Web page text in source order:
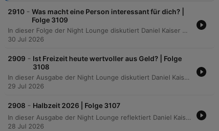
2910 - Was macht eine Person interessant für dich? |
Folge 3109
In dieser Folge der Night Lounge diskutiert Daniel Kaiser mit verschiedenen Anrufern darüber, was einen Menschen interessant macht. Die Gespräche reichen von der Bedeutung von Dankbarkeit und Ausstrahlung bis hin zu persönlichen Vorlieben bei der Partnerwahl und dem Wert von Authentizität. Die Moderatoren thematisieren zudem die Kunst der Gesprächsführung, das aktive Zuhören sowie die Faszination für unkonventionelle Lebensentwürfe. Abschließend werden Ergebnisse einer Online-Umfrage präsentiert, die zeigen, dass tiefe Gespräche und die Art zu reden die entscheidenden Faktoren für menschliche Anziehung sind.
30 Jul 2026
2909 - Ist Freizeit heute wertvoller aus Geld? | Folge
3108
In dieser Ausgabe der Night Lounge diskutiert Daniel Kaiser mit verschiedenen Hörern über das Spannungsfeld zwischen finanzieller Sicherheit und dem Wert von Freizeit. Von der Strategie, heute auf Verzicht zu setzen, um später Freiheit zu genießen, bis hin zur Herausforderung, bei viel freier Zeit eine sinnvolle Tagesstruktur beizubehalten, beleuchtet die Sendung unterschiedliche Lebensentwürfe. Zudem thematisieren die Gespräche den Einfluss von Digitalisierung auf unsere Erholung, die Bedeutung von Achtsamkeit im Alltag sowie persönliche Prioritäten wie die Reduzierung der Arbeitszeit zur Vermeidung von Pendelzeiten und zur Steigerung der Lebensqualität.
29 Jul 2026
2908 - Halbzeit 2026 | Folge 3107
In dieser Ausgabe der Night Lounge reflektiert Daniel Kaiser gemeinsam mit seinen Hörern über die erste Jahreshälfte 2026. Die Gespräche reichen von persönlichen Erfolgen und beruflichen Neuorientierungen bis hin zu tiefgreifenden Herausforderungen durch Verlust, Einsamkeit und psychische Belastungen. Die Anrufer teilen bewegende Einblicke in ihr Leben: Während einige über die Freude an der Rückkehr zur Arbeit oder neue kreative Wege berichten, sprechen andere offen über die Bewältigung toxischer Beziehungen, den Umgang mit Krankheit im Alter oder die wirtschaftlichen Sorgen des aktuellen Jahres.
28 Jul 2026